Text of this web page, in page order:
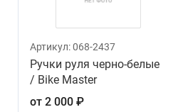
Артикул:068-2437
Ручки руля черно-белые
/ Bike Master
от 2 000 ₽